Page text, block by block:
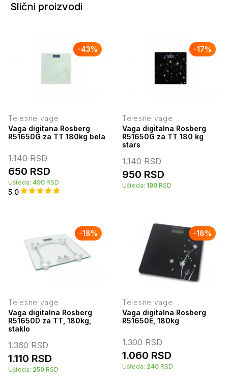
Slični proizvodi
-43%
Telesne vage
Vaga digitana Rosberg
R51650G za TT 180kg bela
5.0
1.140RSD
650 RSD
Ušteda: 490 RSD
-17%
Telesne vage
Vaga digitalna Rosberg
R51650G za TT 180 kg
stars
1.140RSD
950 RSD
Ušteda: 190 RSD
-18%
Telesne vage
Vaga digitalna Rosberg
R51650D za TT, 180kg,
staklo
1.360RSD
1.110 RSD
Ušteda: 250 RSD
-18%
Telesne vage
Vaga digitalna Rosberg
R51650E, 180kg
1.300RSD
1.060 RSD
Ušteda: 240 RSD